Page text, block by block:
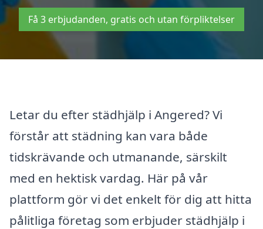
Få 3 erbjudanden, gratis och utan förpliktelser
Letar du efter städhjälp i Angered? Vi
förstår att städning kan vara både
tidskrävande och utmanande, särskilt
med en hektisk vardag. Här på vår
plattform gör vi det enkelt för dig att hitta
pålitliga företag som erbjuder städhjälp i